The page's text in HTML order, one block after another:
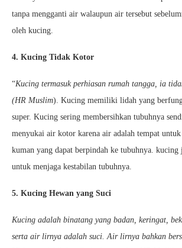
tanpa mengganti air walaupun air tersebut
oleh kucing.
4. Kucing Tidak Kotor
“Kucing termasuk perhiasan rumah tangga, ia
(HR Muslim). Kucing memiliki lidah yang
super. Kucing sering membersihkan tubuhnya
menyukai air kotor karena air adalah tempat
kuman yang dapat berpindah ke tubuhnya. kucing
untuk menjaga kestabilan tubuhnya.
5. Kucing Hewan yang Suci
Kucing adalah binatang yang badan, keringat,
serta air lirnya adalah suci. Air lirnya bahkan